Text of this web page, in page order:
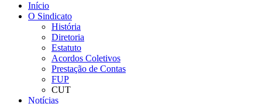
Início
O Sindicato
História
Diretoria
Estatuto
Acordos Coletivos
Prestação de Contas
FUP
CUT
Notícias